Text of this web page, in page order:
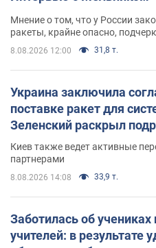
Мнение о том, что у России
ракеты, крайне опасно,
8.08.2026 12:00 31,8 т.
Украина заключила
поставке ракет для
Зеленский раскрыл
Киев также ведет активные
партнерами
8.08.2026 14:08 33,9 т.
Заботилась об
учителей: в результате